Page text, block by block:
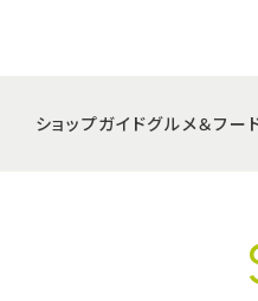
ショップガイドグルメ＆フー